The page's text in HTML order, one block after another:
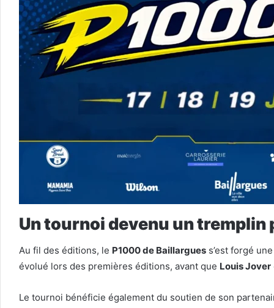
Un tournoi devenu un
Au fil des éditions, le P1000 de Baillargues s’est forgé
évolué lors des premières éditions, avant que Louis Jover
Le tournoi bénéficie également du soutien de son